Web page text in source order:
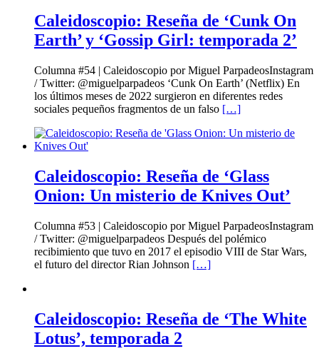
Caleidoscopio: Reseña de ‘Cunk On
Earth’ y ‘Gossip Girl: temporada 2’
Columna #54 | Caleidoscopio por Miguel ParpadeosInstagram
/ Twitter: @miguelparpadeos ‘Cunk On Earth’ (Netflix) En
los últimos meses de 2022 surgieron en diferentes redes
sociales pequeños fragmentos de un falso […]
Caleidoscopio: Reseña de ‘Glass
Onion: Un misterio de Knives Out’
Columna #53 | Caleidoscopio por Miguel ParpadeosInstagram
/ Twitter: @miguelparpadeos Después del polémico
recibimiento que tuvo en 2017 el episodio VIII de Star Wars,
el futuro del director Rian Johnson […]
Caleidoscopio: Reseña de ‘The White
Lotus’, temporada 2